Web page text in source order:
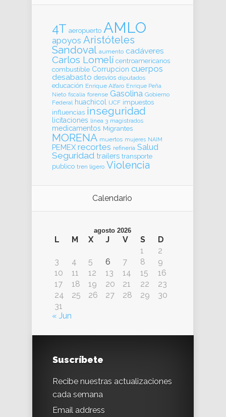
4T aeropuerto AMLO
apoyos Aristóteles
Sandoval aumento cadáveres
Carlos Lomelí centroamericanos
combustible Corrupcion cuerpos
desabasto desvíos diputados
educación Enrique Alfaro Enrique Peña
Nieto fiscalia forense Gasolina Gobierno
Federal huachicol IJCF impuestos
influencias inseguridad
licitaciones línea 3 magistrados
medicamentos Migrantes
MORENA muertos mujeres NAIM
PEMEX recortes refinería Salud
Seguridad trailers transporte
publico tren ligero Violencia
Calendario
agosto 2026
L M X J V S
D
1
2
3
4 5 6 7 8
9
10
11 12 13 14 15
16
17
18 19 20 21 22
23
24
25 26 27 28 29
30
31
« Jun
Suscríbete
Recibe nuestras actualizaciones
cada semana
Email address